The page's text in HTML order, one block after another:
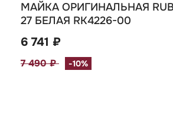
МАЙКА ОРИГИНАЛЬНАЯ
27 БЕЛАЯ RK4226-00
6 741 ₽
7 490 ₽ -10%